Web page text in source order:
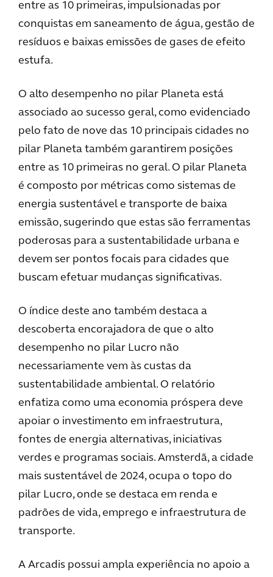
entre as 10 primeiras, impulsionadas por
conquistas em saneamento de água, gestão de
resíduos e baixas emissões de gases de efeito
estufa.
O alto desempenho no pilar Planeta está
associado ao sucesso geral, como evidenciado
pelo fato de nove das 10 principais cidades no
pilar Planeta também garantirem posições
entre as 10 primeiras no geral. O pilar Planeta
é composto por métricas como sistemas de
energia sustentável e transporte de baixa
emissão, sugerindo que estas são ferramentas
poderosas para a sustentabilidade urbana e
devem ser pontos focais para cidades que
buscam efetuar mudanças significativas.
O índice deste ano também destaca a
descoberta encorajadora de que o alto
desempenho no pilar Lucro não
necessariamente vem às custas da
sustentabilidade ambiental. O relatório
enfatiza como uma economia próspera deve
apoiar o investimento em infraestrutura,
fontes de energia alternativas, iniciativas
verdes e programas sociais. Amsterdã, a cidade
mais sustentável de 2024, ocupa o topo do
pilar Lucro, onde se destaca em renda e
padrões de vida, emprego e infraestrutura de
transporte.
A Arcadis possui ampla experiência no apoio a